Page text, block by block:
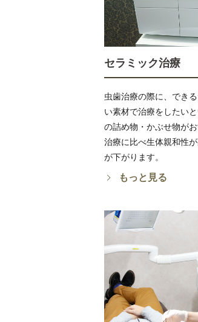
セラミック治療
虫歯治療の際に、でき
い素材で治療をしたい
の詰め物・かぶせ物が
治療に比べ生体親和性
が下がります。
もっと見る